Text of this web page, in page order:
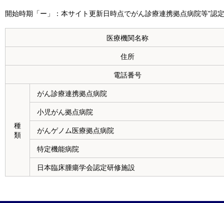
開始時期「ー」：本サイト更新日時点でがん診療連携拠点病院等”認
医療機関名称
住所
電話番号
種
類
がん診療連携拠点病院
小児がん拠点病院
がんゲノム医療拠点病院
特定機能病院
日本臨床腫瘍学会認定研修施設